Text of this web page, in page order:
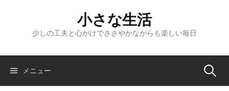
ツ
小さな生活
少しの工夫と心がけでささやかながらも楽しい毎日
メニュー 検